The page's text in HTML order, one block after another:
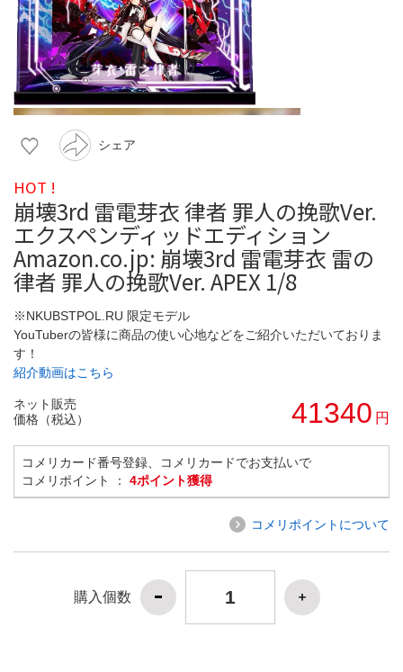
シェア
HOT !
崩壊3rd 雷電芽衣 律者 罪人の挽歌Ver.
エクスペンディッドエディション
Amazon.co.jp: 崩壊3rd 雷電芽衣 雷の
律者 罪人の挽歌Ver. APEX 1/8
※NKUBSTPOL.RU 限定モデル
YouTuberの皆様に商品の使い心地などをご紹介いただいておりま
す！
紹介動画はこちら
ネット販売
価格（税込）
41340 円
コメリカード番号登録、コメリカードでお支払いで
コメリポイント ： 4ポイント獲得
コメリポイントについて
購入個数